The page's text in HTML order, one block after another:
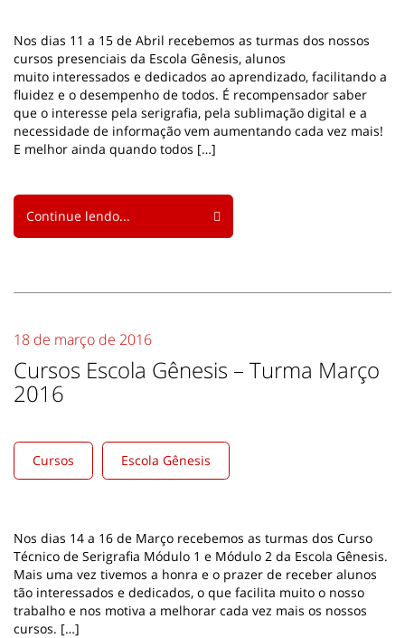
Nos dias 11 a 15 de Abril recebemos as turmas dos nossos
cursos presenciais da Escola Gênesis, alunos
muito interessados e dedicados ao aprendizado, facilitando a
fluidez e o desempenho de todos. É recompensador saber
que o interesse pela serigrafia, pela sublimação digital e a
necessidade de informação vem aumentando cada vez mais!
E melhor ainda quando todos […]
Continue lendo...
18 de março de 2016
Cursos Escola Gênesis – Turma Março
2016
Cursos Escola Gênesis
Nos dias 14 a 16 de Março recebemos as turmas dos Curso
Técnico de Serigrafia Módulo 1 e Módulo 2 da Escola Gênesis.
Mais uma vez tivemos a honra e o prazer de receber alunos
tão interessados e dedicados, o que facilita muito o nosso
trabalho e nos motiva a melhorar cada vez mais os nossos
cursos. […]